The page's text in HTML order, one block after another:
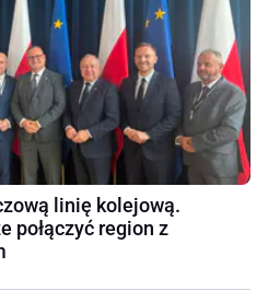
linię kolejową.
połączyć region z